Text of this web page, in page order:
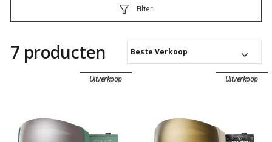
vochtige omstandigheden. Tot slot verbetert de
contrasten voor een ongeëvenaarde visuele ervaring. Ontdek ons assortiment
Filter
7 producten Beste Verkoop
Uitverkoop Uitverkoop